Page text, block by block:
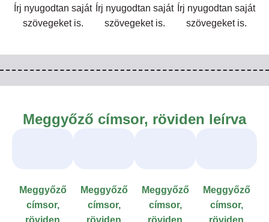
Írj nyugodtan saját
szövegeket is.
Írj nyugodtan saját
szövegeket is.
Írj nyugodtan saját
szövegeket is.
Meggyőző címsor, röviden leírva
Meggyőző
címsor,
Meggyőző
címsor,
Meggyőző
címsor,
Meggyőző
címsor,